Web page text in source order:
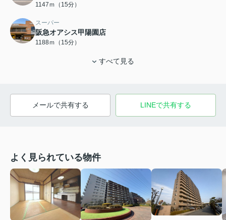
1147ｍ（15分）
スーパー
阪急オアシス甲陽園店
1188ｍ（15分）
すべて見る
メールで共有する LINEで共有する
よく見られている物件